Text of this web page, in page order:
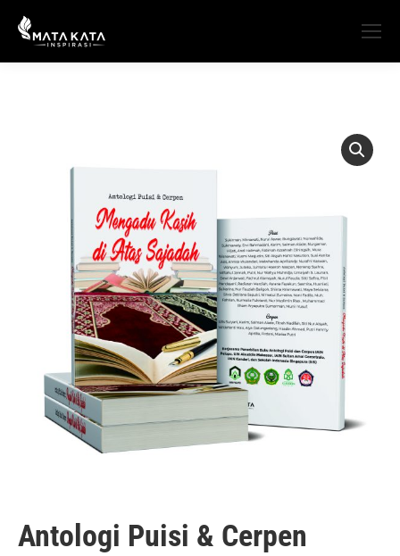
Antologi Puisi & Cerpen